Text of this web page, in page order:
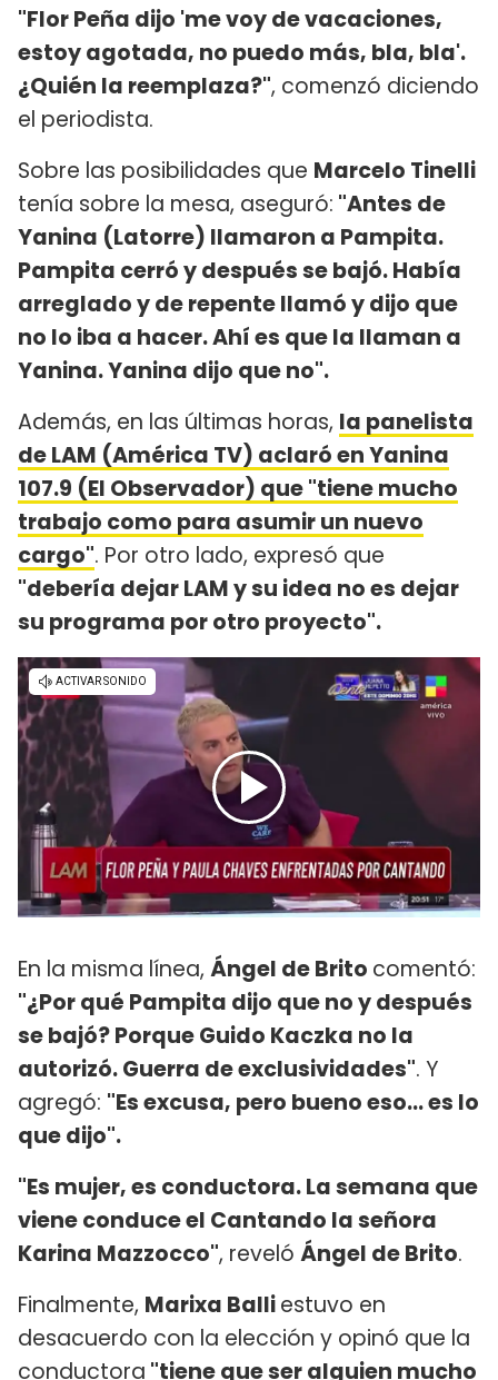
"Flor Peña dijo 'me voy de vacaciones,
estoy agotada, no puedo más, bla, bla'.
¿Quién la reemplaza?", comenzó diciendo
el periodista.
Sobre las posibilidades que Marcelo Tinelli
tenía sobre la mesa, aseguró: "Antes de
Yanina (Latorre) llamaron a Pampita.
Pampita cerró y después se bajó. Había
arreglado y de repente llamó y dijo que
no lo iba a hacer. Ahí es que la llaman a
Yanina. Yanina dijo que no".
Además, en las últimas horas, la panelista
de LAM (América TV) aclaró en Yanina
107.9 (El Observador) que "tiene mucho
trabajo como para asumir un nuevo
cargo". Por otro lado, expresó que
"debería dejar LAM y su idea no es dejar
su programa por otro proyecto".
En la misma línea, Ángel de Brito comentó:
"¿Por qué Pampita dijo que no y después
se bajó? Porque Guido Kaczka no la
autorizó. Guerra de exclusividades". Y
agregó: "Es excusa, pero bueno eso... es lo
que dijo".
"Es mujer, es conductora. La semana que
viene conduce el Cantando la señora
Karina Mazzocco", reveló Ángel de Brito.
Finalmente, Marixa Balliestuvo en
desacuerdo con la elección y opinó que la
conductora "tiene que ser alguien mucho